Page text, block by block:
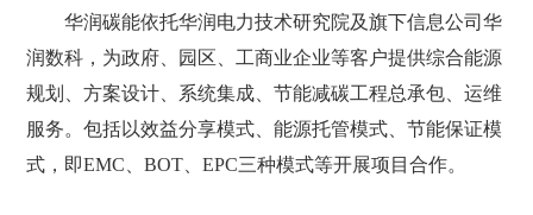
华润碳能依托华润电力技术研究院及旗下信息公司华
润数科，为政府、园区、工商业企业等客户提供综合能源
规划、方案设计、系统集成、节能减碳工程总承包、运维
服务。包括以效益分享模式、能源托管模式、节能保证模
式，即EMC、BOT、EPC三种模式等开展项目合作。